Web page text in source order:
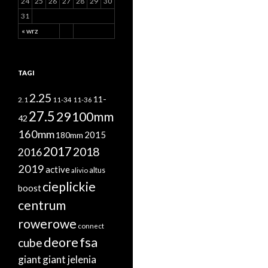
« wrz
31
TAGI
2.1 2.25 11-34 11-36 11-
42 27.529100mm
160mm180mm 2015
201620172018
2019activealivioaltus
boostcieplickie
centrum
rowerowe connect
cubedeorefsa
giantgiant jelenia